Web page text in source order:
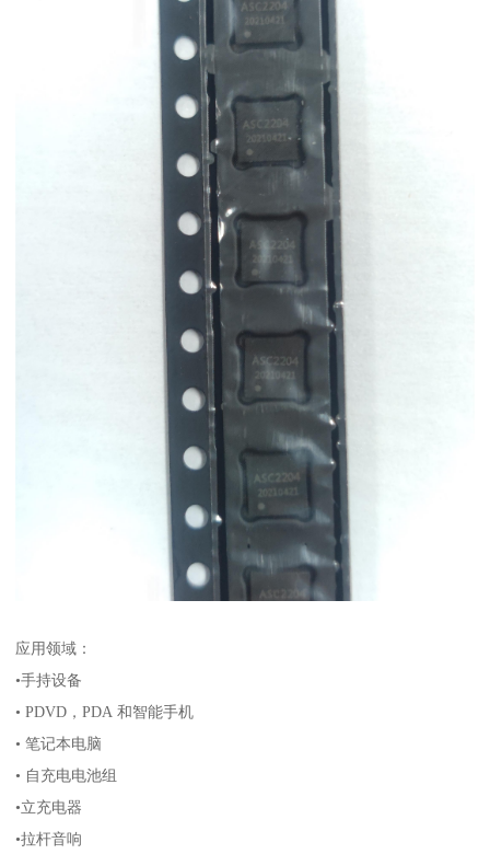
应用领域：
•手持设备
• PDVD，PDA 和智能手机
• 笔记本电脑
• 自充电电池组
•立充电器
•拉杆音响